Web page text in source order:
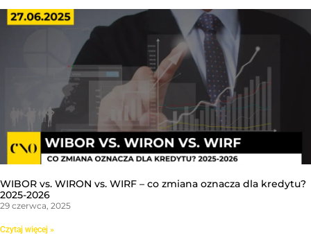
WIBOR vs. WIRON vs. WIRF – co zmiana oznacza dla kredytu?
2025-2026
29 czerwca, 2025
Czytaj więcej »